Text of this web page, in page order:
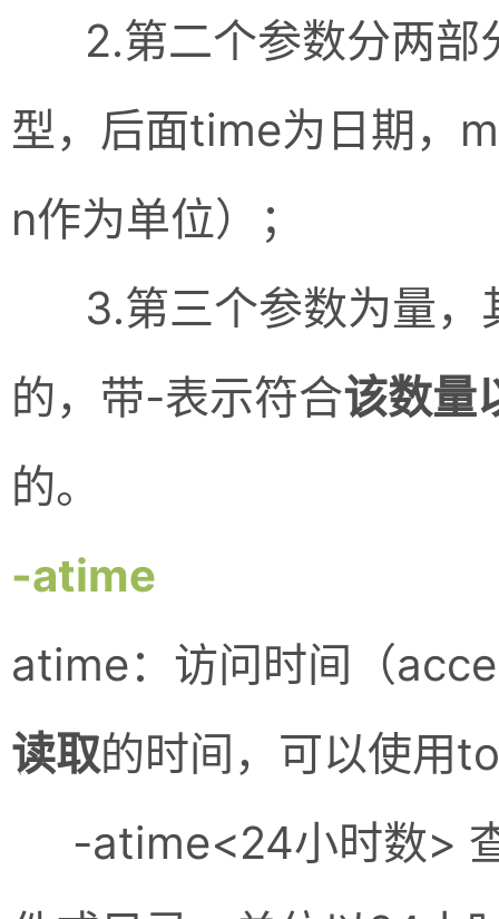
2.第二个参数分两部
型，后面time为日期，
n作为单位）；
3.第三个参数为量，
的，带-表示符合该数量
的。
-atime
atime：访问时间（
读取的时间，可以使用
-atime<24小时数>